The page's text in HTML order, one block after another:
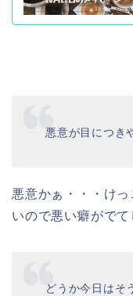
悪意が目につき
悪意かぁ・・・け
いので悪い癖がでて
どうか今日はそ